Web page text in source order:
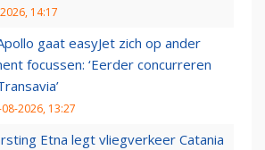
14:17
gaat easyJet zich op ander
focussen: ‘Eerder concurreren
2026, 13:27
Etna legt vliegverkeer Catania